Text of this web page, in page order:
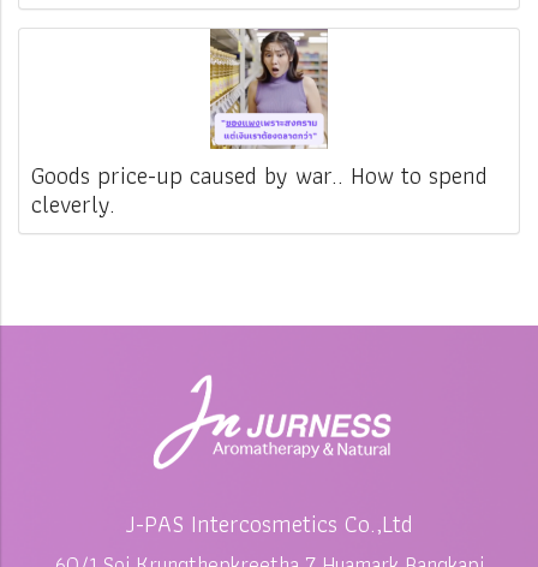
Goods price-up caused by war.. How to spend
cleverly.
J-PAS Intercosmetics Co.,Ltd